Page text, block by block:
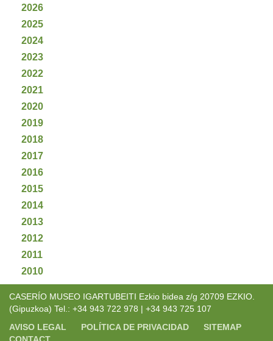
2026
2025
2024
2023
2022
2021
2020
2019
2018
2017
2016
2015
2014
2013
2012
2011
2010
CASERÍO MUSEO IGARTUBEITI Ezkio bidea z/g 20709 EZKIO.
(Gipuzkoa) Tel.: +34 943 722 978 | +34 943 725 107
AVISO LEGAL
POLÍTICA DE PRIVACIDAD
SITEMAP